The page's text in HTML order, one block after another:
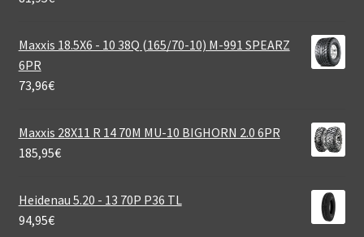
Maxxis 18.5X6 - 10 38Q (165/70-10) M-991 SPEARZ
6PR
73,96€
Maxxis 28X11 R 14 70M MU-10 BIGHORN 2.0 6PR
185,95€
Heidenau 5.20 - 13 70P P36 TL
94,95€